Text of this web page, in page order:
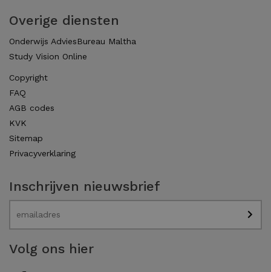
Overige diensten
Onderwijs AdviesBureau Maltha
Study Vision Online
Copyright
FAQ
AGB codes
KVK
Sitemap
Privacyverklaring
Inschrijven nieuwsbrief
Volg ons hier